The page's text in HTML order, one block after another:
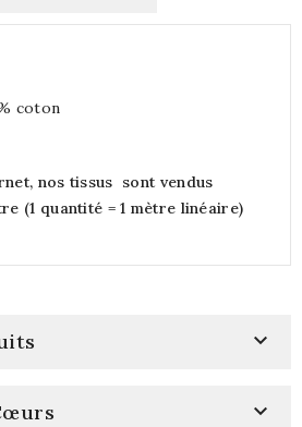
coton
nos tissus sont vendus
(1 quantité = 1 mètre linéaire)

